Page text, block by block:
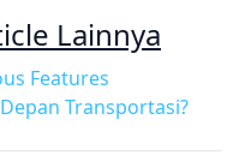
Lainnya
Features
Transportasi?